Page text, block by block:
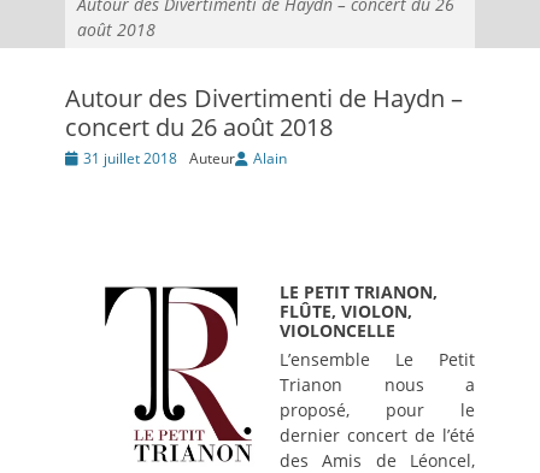
août 2018
Autour des Divertimenti de Haydn –
concert du 26 août 2018
Posté31 juillet 2018 Auteur Alain
LE PETIT TRIANON,
FLÛTE, VIOLON,
VIOLONCELLE
L’ensemble Le Petit
Trianon nous a
proposé, pour le
dernier concert de l’été
des Amis de Léoncel,